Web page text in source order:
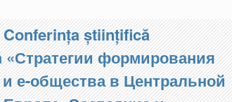
științifică
«Стратегии формирования
е-общества в Центральной